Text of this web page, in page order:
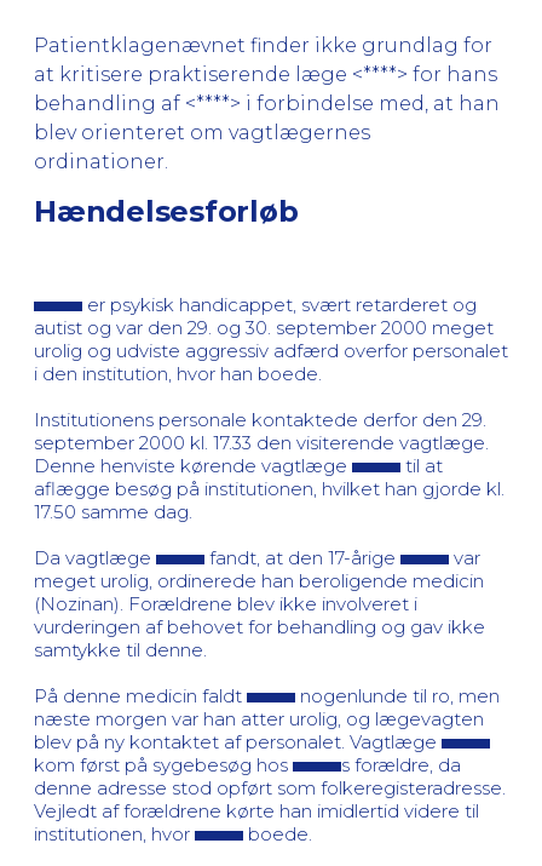
Patientklagenævnet finder ikke grundlag for
at kritisere praktiserende læge <****> for hans
behandling af <****> i forbindelse med, at han
blev orienteret om vagtlægernes
ordinationer.
Hændelsesforløb
er psykisk handicappet, svært retarderet og
autist og var den 29. og 30. september 2000 meget
urolig og udviste aggressiv adfærd overfor personalet
i den institution, hvor han boede.
Institutionens personale kontaktede derfor den 29.
september 2000 kl. 17.33 den visiterende vagtlæge.
Denne henviste kørende vagtlæge
til at
aflægge besøg på institutionen, hvilket han gjorde kl.
17.50 samme dag.
Da vagtlæge
fandt, at den 17-årige
var
meget urolig, ordinerede han beroligende medicin
(Nozinan). Forældrene blev ikke involveret i
vurderingen af behovet for behandling og gav ikke
samtykke til denne.
På denne medicin faldt
nogenlunde til ro, men
næste morgen var han atter urolig, og lægevagten
blev på ny kontaktet af personalet. Vagtlæge
kom først på sygebesøg hos
s forældre, da
denne adresse stod opført som folkeregisteradresse.
Vejledt af forældrene kørte han imidlertid videre til
institutionen, hvor
boede.